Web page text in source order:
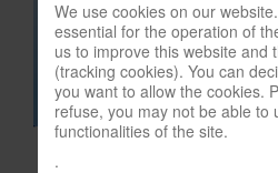
In eigener Sache-On our own
Archivierte Meldungen-News
We use cookies on our
essential for the operation of
us to improve this website and
(tracking cookies). You can
you want to allow the cookies.
refuse, you may not be able to
functionalities of the site.
.